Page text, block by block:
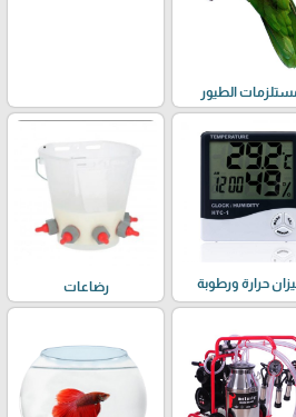
الطيور
حرارة ورطوبة رضاعات